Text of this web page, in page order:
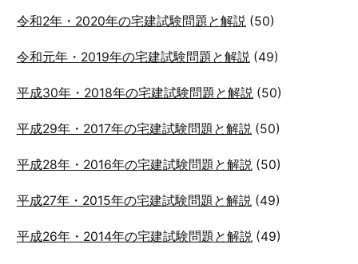
令和2年・2020年の宅建試験問題と解説(50)
令和元年・2019年の宅建試験問題と解説(49)
平成30年・2018年の宅建試験問題と解説(50)
平成29年・2017年の宅建試験問題と解説(50)
平成28年・2016年の宅建試験問題と解説(50)
平成27年・2015年の宅建試験問題と解説(49)
平成26年・2014年の宅建試験問題と解説(49)